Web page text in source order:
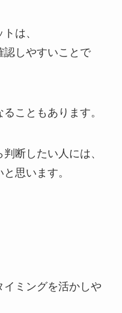
は、
認しやすいことで
こともあります。
断したい人には、
思います。
ミングを活かしや